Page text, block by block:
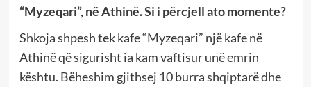
“Myzeqari”, në Athinë. Si i përcjell ato momente?
Shkoja shpesh tek kafe “Myzeqari” një kafe në
Athinë që sigurisht ia kam vaftisur unë emrin
kështu. Bëheshim gjithsej 10 burra shqiptarë dhe